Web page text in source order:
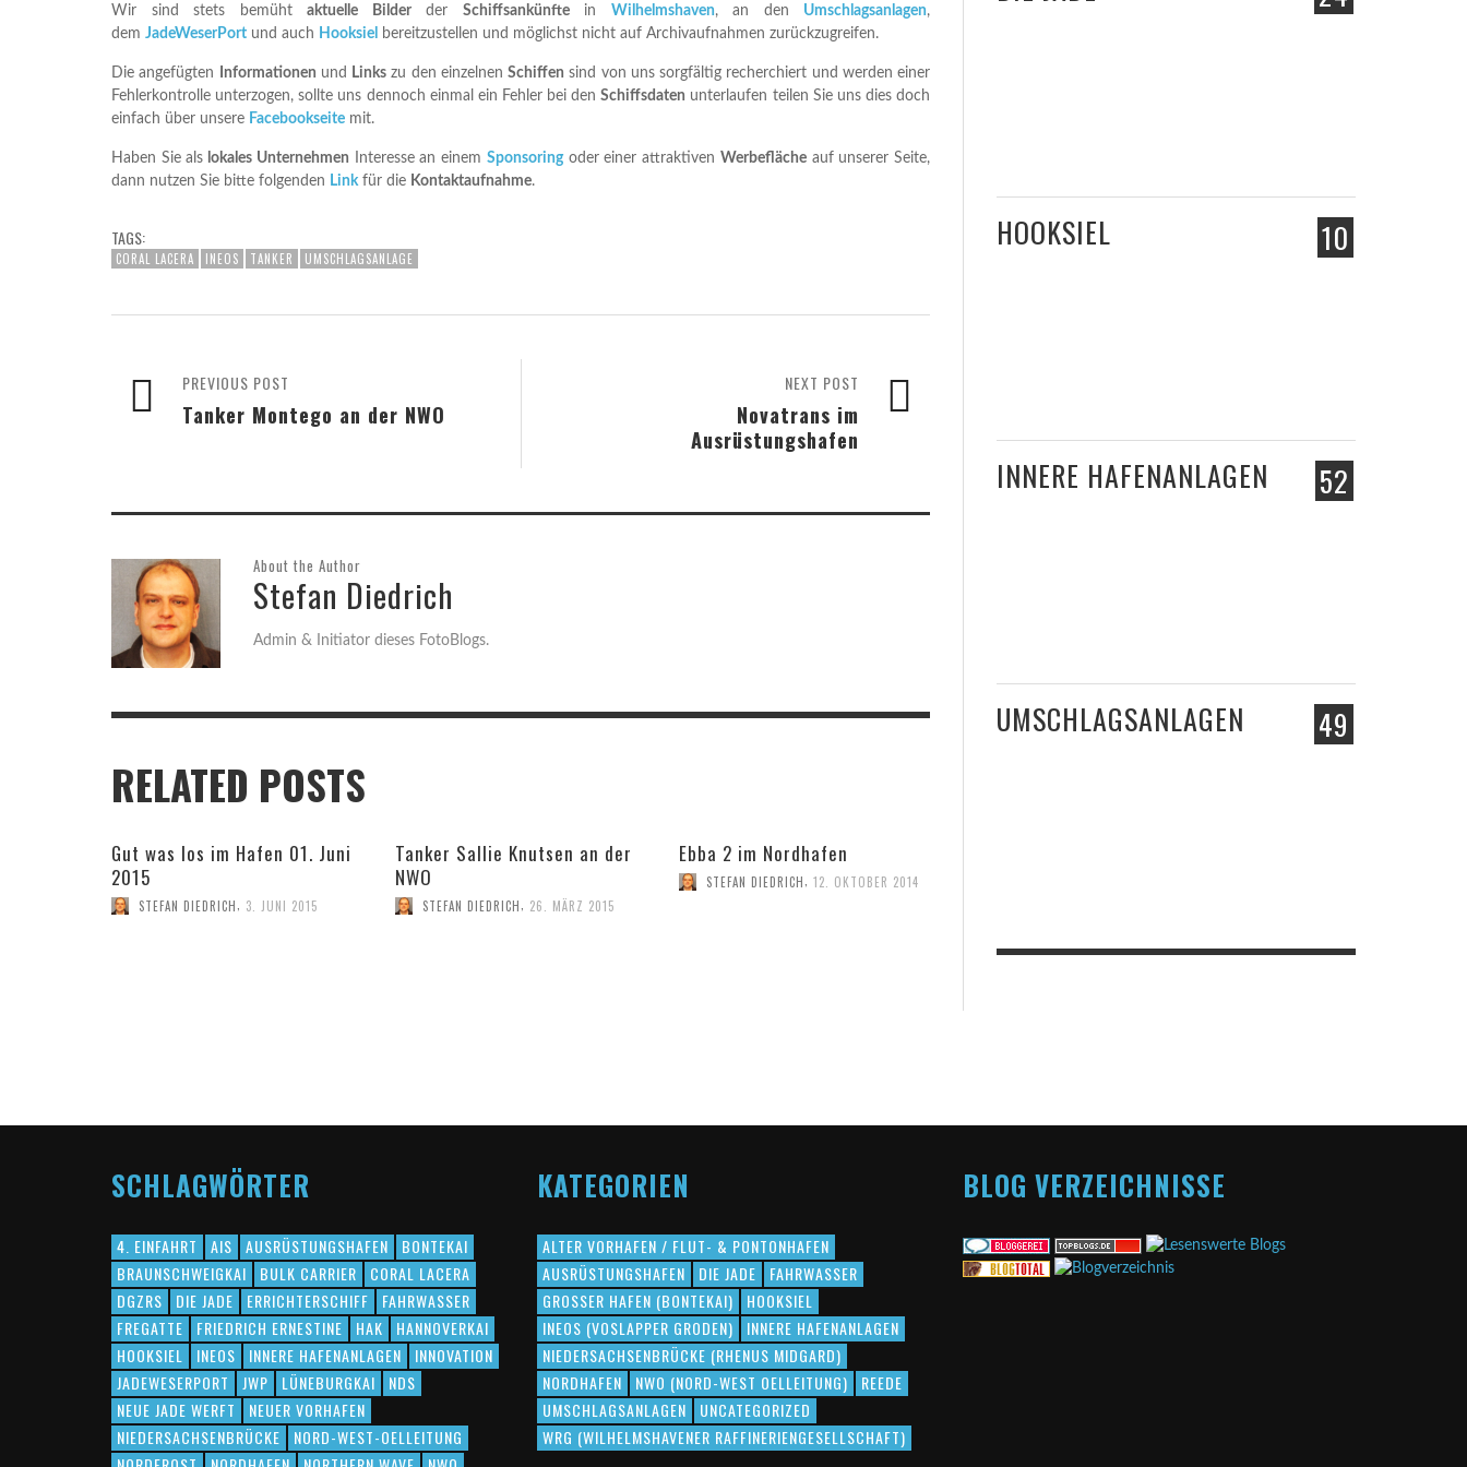
Wir sind stets bemüht aktuelle Bilderder Schiffsankünftein Wilhelmshaven, an den Umschlagsanlagen,
dem JadeWeserPort und auch Hooksiel bereitzustellen und möglichst nicht auf Archivaufnahmen zurückzugreifen.
Die angefügten Informationen und Links zu den einzelnen Schiffen sind von uns sorgfältig recherchiert und werden einer
Fehlerkontrolle unterzogen, sollte uns dennoch einmal ein Fehler bei denSchiffsdaten unterlaufen teilen Sie uns dies doch
einfach über unsere Facebookseite mit.
Haben Sie als lokales Unternehmen Interesse an einem Sponsoringoder einer attraktiven Werbeflächeauf unserer Seite,
dann nutzen Sie bitte folgenden Linkfür die Kontaktaufnahme.
TAGS:
CORAL LACERA INEOS TANKER UMSCHLAGSANLAGE
NEXT POST
Novatrans im
Ausrüstungshafen
PREVIOUS POST
Tanker Montego an der NWO
About the Author
Stefan Diedrich
Admin & Initiator dieses FotoBlogs.
RELATED POSTS
Gut was los im Hafen 01. Juni
2015
STEFAN DIEDRICH, 3. JUNI 2015
Tanker Sallie Knutsen an der
NWO
STEFAN DIEDRICH, 26. MÄRZ 2015
Ebba 2 im Nordhafen
STEFAN DIEDRICH, 12. OKTOBER 2014
10
HOOKSIEL
52
INNERE HAFENANLAGEN
49
UMSCHLAGSANLAGEN
SCHLAGWÖRTER
4. EINFAHRT AIS AUSRÜSTUNGSHAFEN
BONTEKAI
BRAUNSCHWEIGKAI
BULK CARRIER
CORAL LACERA
DGZRS
DIE JADE ERRICHTERSCHIFF
FAHRWASSER
FREGATTE
FRIEDRICH ERNESTINE HAK
HANNOVERKAI
HOOKSIEL
INEOS INNERE HAFENANLAGEN
INNOVATION
JADEWESERPORT
JWP LÜNEBURGKAI
NDS
NEUE JADE WERFT
NEUER VORHAFEN
NIEDERSACHSENBRÜCKE
NORD-WEST-OELLEITUNG
KATEGORIEN
ALTER VORHAFEN / FLUT- & PONTONHAFEN
AUSRÜSTUNGSHAFEN
DIE JADE
FAHRWASSER
GROSSER HAFEN (BONTEKAI)
HOOKSIEL
INEOS (VOSLAPPER GRODEN)
INNERE HAFENANLAGEN
NIEDERSACHSENBRÜCKE (RHENUS MIDGARD)
NORDHAFEN
NWO (NORD-WEST OELLEITUNG)
REEDE
UMSCHLAGSANLAGEN
UNCATEGORIZED
WRG (WILHELMSHAVENER RAFFINERIENGESELLSCHAFT)
BLOG VERZEICHNISSE